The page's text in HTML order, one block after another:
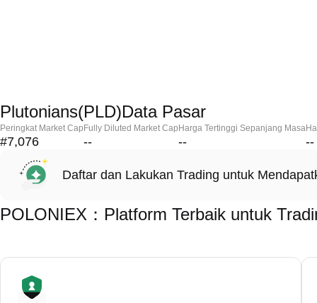
Plutonians(PLD)Data Pasar
Peringkat Market Cap
#7,076
Fully Diluted Market Cap
--
Harga Tertinggi Sepanjang Masa
-- --
Daftar dan Lakukan Trading untuk
POLONIEX：Platform Terbaik untuk